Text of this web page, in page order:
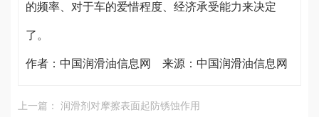
的频率、对于车的爱惜程度、经济承受能力来决定
了。
作者：中国润滑油信息网 来源：中国润滑油信息网
上一篇： 润滑剂对摩擦表面起防锈蚀作用